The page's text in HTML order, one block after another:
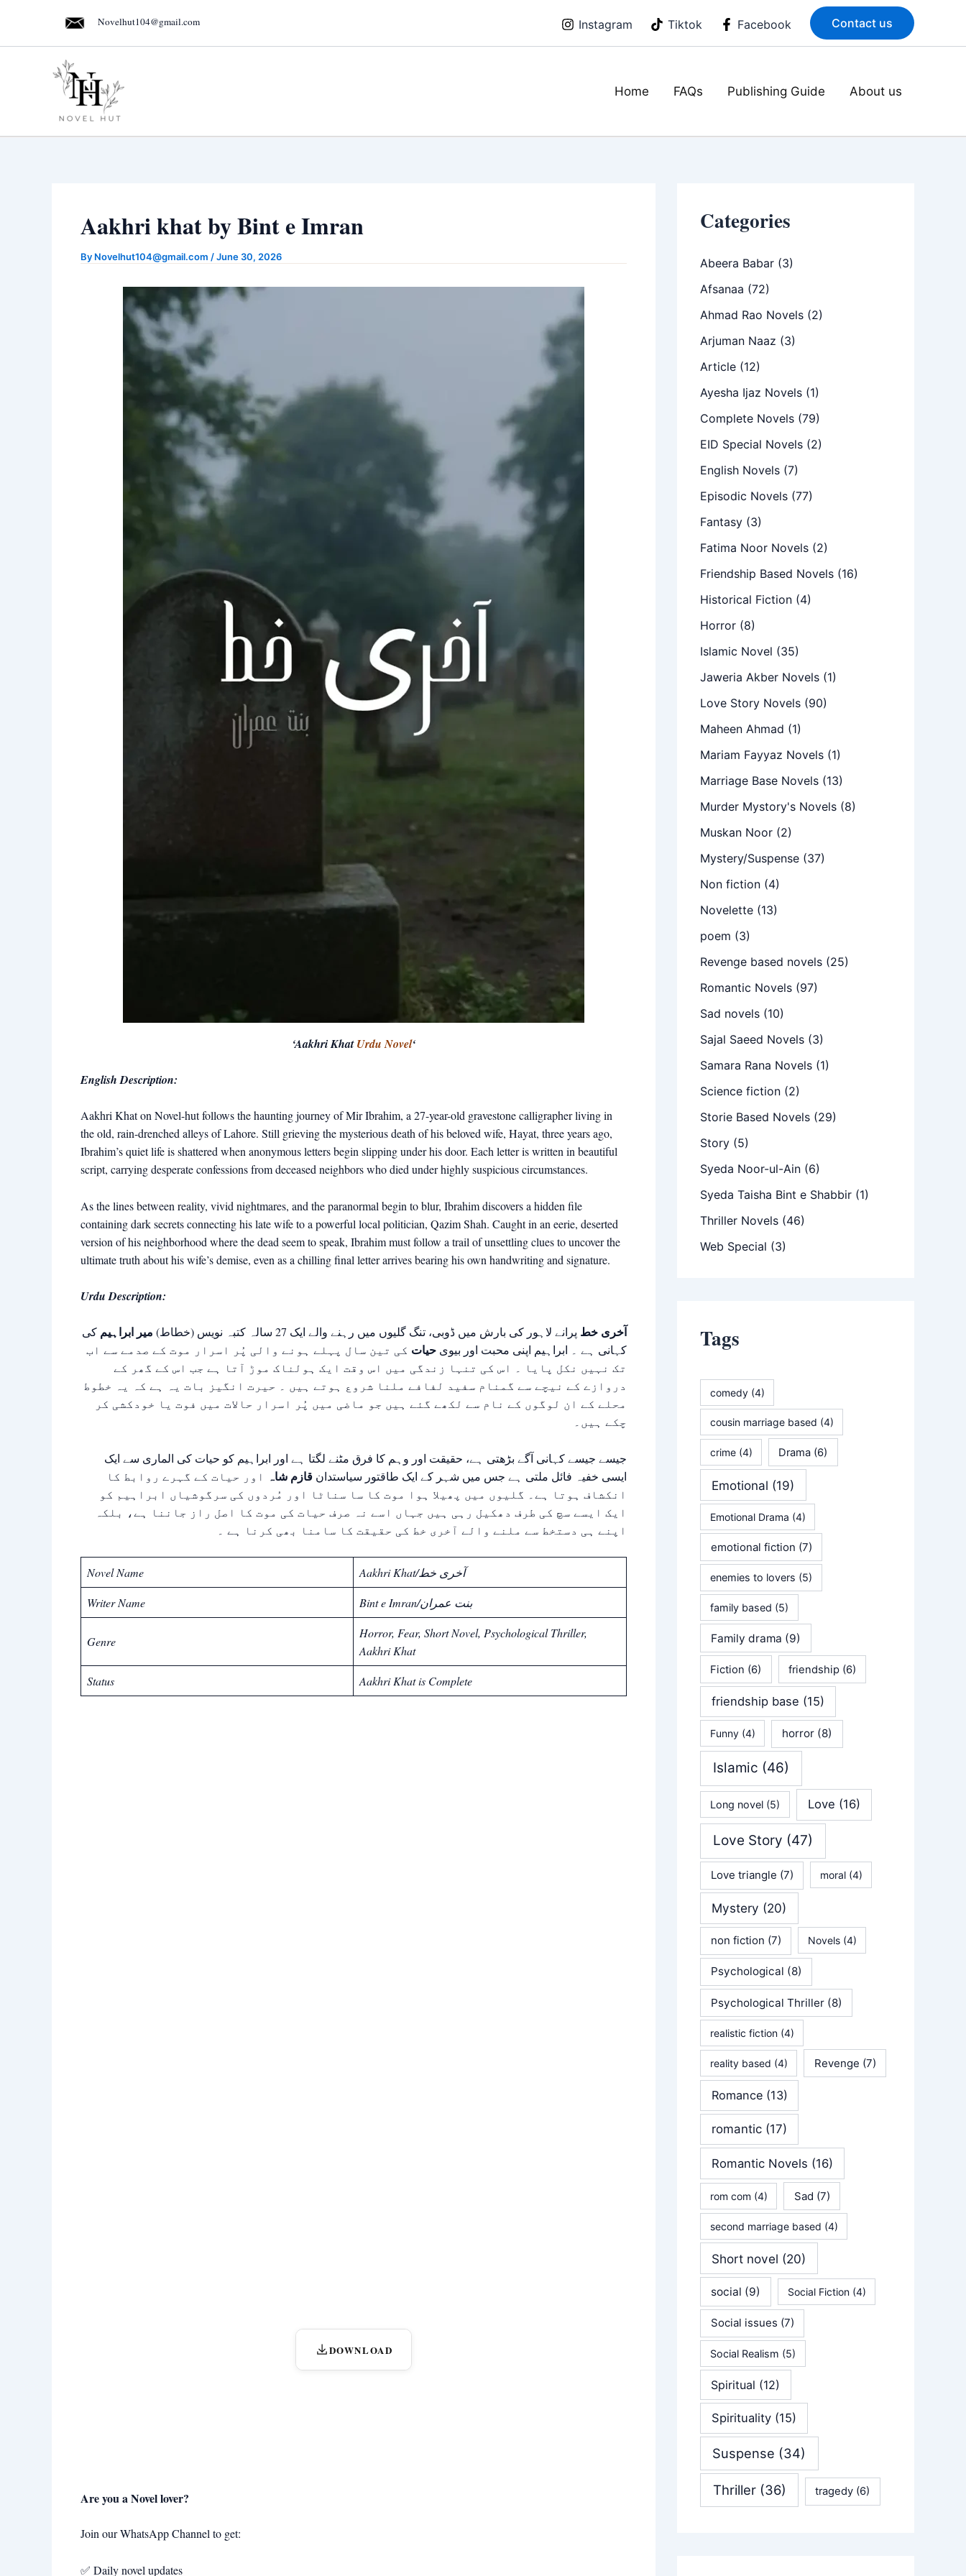
content
Novelhut104@gmail.com Instagram Tiktok Facebook Contact us
Home FAQs Publishing Guide About us
Aakhri khat by Bint e Imran
By Novelhut104@gmail.com /June 30, 2026
‘Aakhri KhatUrdu Novel‘
English Description:
Aakhri Khat on Novel-hut follows the haunting journey of Mir Ibrahim, a 27-year-old gravestone calligrapher living in
the old, rain-drenched alleys of Lahore. Still grieving the mysterious death of his beloved wife, Hayat, three years ago,
Ibrahim’s quiet life is shattered when anonymous letters begin slipping under his door. Each letter is written in beautiful
script, carrying desperate confessions from deceased neighbors who died under highly suspicious circumstances.
As the lines between reality, vivid nightmares, and the paranormal begin to blur, Ibrahim discovers a hidden file
containing dark secrets connecting his late wife to a powerful local politician, Qazim Shah. Caught in an eerie, deserted
version of his neighborhood where the dead seem to speak, Ibrahim must follow a trail of unsettling clues to uncover the
ultimate truth about his wife’s demise, even as a chilling final letter arrives bearing his own handwriting and signature.
Urdu Description:
آخری خط پرانے لاہور کی بارش میں ڈوبی، تنگ گلیوں میں رہنے والے ایک 27 سالہ کتبہ نویس (خطاط) میر ابراہیم کی
کہانی ہے ۔ ابراہیم اپنی محبت اور بیوی حیات کی تین سال پہلے ہونے والی پُر اسرار موت کے صدمے سے اب
تک نہیں نکل پایا ۔ اس کی تنہا زندگی میں اس وقت ایک ہولناک موڑ آتا ہے جب اس کے گھر کے
دروازے کے نیچے سے گمنام سفید لفافے ملنا شروع ہوتے ہیں ۔ حیرت انگیز بات یہ ہے کہ یہ خطوط
محلے کے ان لوگوں کے نام سے لکھے گئے ہیں جو ماضی میں پُر اسرار حالات میں فوت یا خودکشی کر
چکے ہیں۔
جیسے جیسے کہانی آگے بڑھتی ہے، حقیقت اور وہم کا فرق مٹنے لگتا ہے اور ابراہیم کو حیات کی الماری سے ایک
ایسی خفیہ فائل ملتی ہے جس میں شہر کے ایک طاقتور سیاستدان قازم شاہ اور حیات کے گہرے روابط کا
انکشاف ہوتا ہے۔ گلیوں میں پھیلا ہوا موت کا سا سناٹا اور مُردوں کی سرگوشیاں ابراہیم کو
ایک ایسے سچ کی طرف دھکیل رہی ہیں جہاں اسے نہ صرف حیات کی موت کا اصل راز جاننا ہے، بلکہ
اپنے ہی دستخط سے ملنے والے آخری خط کی حقیقت کا سامنا بھی کرنا ہے ۔
Novel Name
Aakhri Khat/آخری خط
Writer Name
Bint e Imran/بنت عمران
Genre
Horror, Fear, Short Novel, Psychological Thriller,
Aakhri Khat
Status
Aakhri Khat is Complete
DOWNLOAD
Are you a Novel lover?
Join our WhatsApp Channel to get:
✅ Daily novel updates
Categories
Abeera Babar (3)
Afsanaa (72)
Ahmad Rao Novels (2)
Arjuman Naaz (3)
Article (12)
Ayesha Ijaz Novels (1)
Complete Novels (79)
EID Special Novels (2)
English Novels (7)
Episodic Novels (77)
Fantasy (3)
Fatima Noor Novels (2)
Friendship Based Novels (16)
Historical Fiction (4)
Horror (8)
Islamic Novel (35)
Jaweria Akber Novels (1)
Love Story Novels (90)
Maheen Ahmad (1)
Mariam Fayyaz Novels (1)
Marriage Base Novels (13)
Murder Mystory's Novels (8)
Muskan Noor (2)
Mystery/Suspense (37)
Non fiction (4)
Novelette (13)
poem (3)
Revenge based novels (25)
Romantic Novels (97)
Sad novels (10)
Sajal Saeed Novels (3)
Samara Rana Novels (1)
Science fiction (2)
Storie Based Novels (29)
Story (5)
Syeda Noor-ul-Ain (6)
Syeda Taisha Bint e Shabbir (1)
Thriller Novels (46)
Web Special (3)
Tags
comedy(4)
cousin marriage based (4)
crime(4) Drama (6)
Emotional (19)
Emotional Drama (4)
emotional fiction (7)
enemies to lovers (5)
family based (5)
Family drama (9)
Fiction (6) friendship(6)
friendship base (15)
Funny(4) horror(8)
Islamic (46)
Long novel(5) Love (16)
Love Story (47)
Love triangle (7) moral(4)
Mystery (20)
non fiction (7) Novels(4)
Psychological (8)
Psychological Thriller(8)
realistic fiction(4)
reality based (4) Revenge (7)
Romance(13)
romantic (17)
Romantic Novels (16)
rom com (4) Sad (7)
second marriage based (4)
Short novel (20)
social (9) Social Fiction(4)
Social issues (7)
Social Realism (5)
Spiritual (12)
Spirituality(15)
Suspense (34)
Thriller(36) tragedy (6)